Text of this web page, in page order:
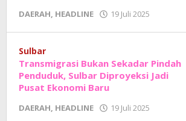
DAERAH, HEADLINE 19 Juli 2025
Junaedi
Sulbar
Transmigrasi Bukan Sekadar Pindah
Penduduk, Sulbar Diproyeksi Jadi
Pusat Ekonomi Baru
DAERAH, HEADLINE 19 Juli 2025